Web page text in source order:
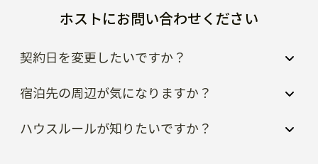
ホストにお問い合わせください
契約日を変更したいですか？
宿泊先の周辺が気になりますか？
ハウスルールが知りたいですか？